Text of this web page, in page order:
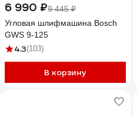
6 990 ₽9 445 ₽
Угловая шлифмашина Bosch
GWS 9-125
4.3(103)
В корзину